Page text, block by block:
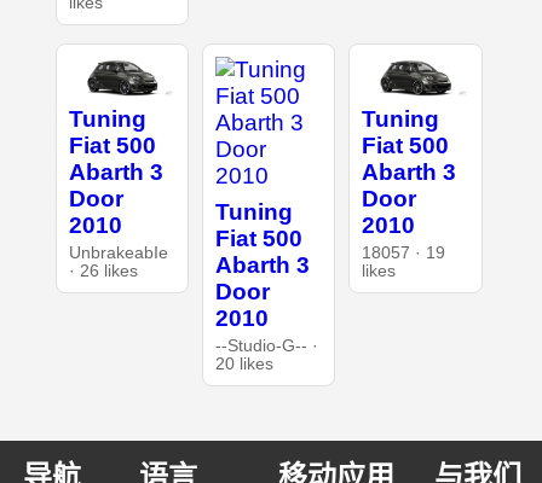
Tuning
Fiat 500
Abarth 3
Door
2010
UnbrakeabIe
· 26 likes
Tuning
Fiat 500
Abarth 3
Door
2010
--Studio-G-- ·
20 likes
Tuning
Fiat 500
Abarth 3
Door
2010
18057 · 19
likes